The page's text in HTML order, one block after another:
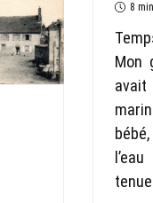
8
Mon